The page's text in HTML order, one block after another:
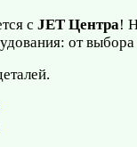
с JET Центра!
от